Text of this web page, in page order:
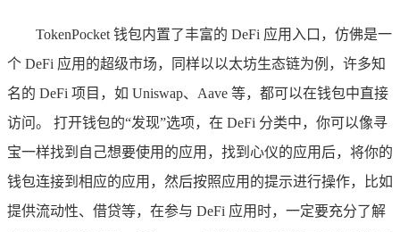
TokenPocket 钱包内置了丰富的 DeFi 应用入口，仿佛是一
个 DeFi 应用的超级市场，同样以以太坊生态链为例，许多知
名的 DeFi 项目，如 Uniswap、Aave 等，都可以在钱包中直接
访问。 打开钱包的“发现”选项，在 DeFi 分类中，你可以像寻
宝一样找到自己想要使用的应用，找到心仪的应用后，将你的
钱包连接到相应的应用，然后按照应用的提示进行操作，比如
提供流动性、借贷等，在参与 DeFi 应用时，一定要充分了解